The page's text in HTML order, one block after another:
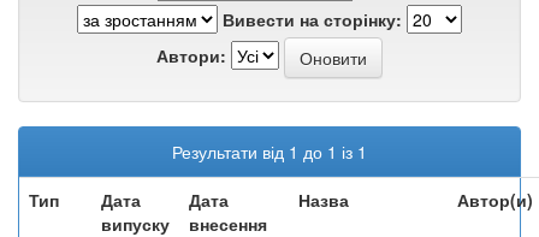
Вивести на сторінку:
Автори:
Результати від 1 до 1 із 1
Тип
Дата
випуску
Дата
внесення
Назва Автор(и)